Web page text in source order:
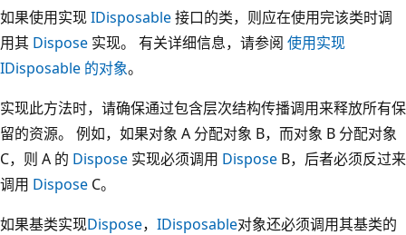
如果使用实现IDisposable接口的类，则应在使用完该类时调
用其 Dispose 实现。 有关详细信息，请参阅 使用实现
IDisposable 的对象。
实现此方法时，请确保通过包含层次结构传播调用来释放所有保
留的资源。 例如，如果对象 A 分配对象 B，而对象 B 分配对象
C，则 A 的 Dispose 实现必须调用 Dispose B，后者必须反过来
调用 Dispose C。
如果基类实现Dispose， IDisposable对象还必须调用其基类的